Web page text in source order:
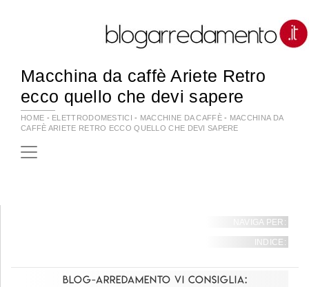
Macchina da caffè Ariete Retro
ecco quello che devi sapere
HOME - ELETTRODOMESTICI - MACCHINE DA CAFFÈ - MACCHINA DA
CAFFÈ ARIETE RETRO ECCO QUELLO CHE DEVI SAPERE
NAVIGA PER:
INDICE:
Blog-Arredamento vi consiglia: